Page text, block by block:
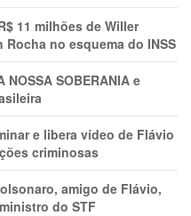
11 milhões de Willer
Rocha no esquema do INSS
SOBERANIA e
e libera vídeo de Flávio
criminosas
amigo de Flávio,
do STF